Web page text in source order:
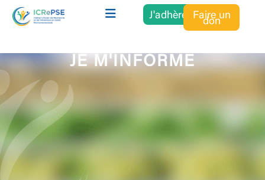
J'adhère Faire un
don
JE M'INFORME